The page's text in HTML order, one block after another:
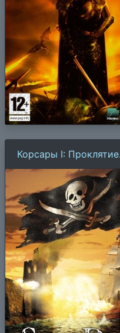
Корсары I: Проклятие
дальних морей